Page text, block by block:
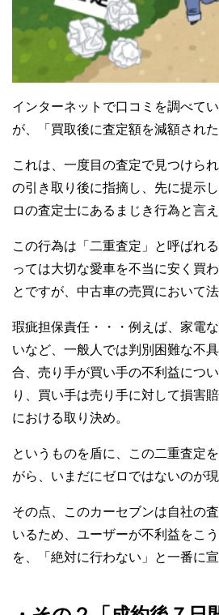
インターネットで口コミを調べて
が、「買取後に査定額を減額され
これは、一度目の査定で見つけら
の引き取り後に指摘し、先に提示
ロの査定士にあるまじき行為と言え
この行為は「二重査定」と呼ばれ
っては大切な愛車を不当に安く買
とですが、中古車の売買において
瑕疵担保責任・・・例えば、家電
いなど、一般人では判別困難な不
合、売り手が買い手の不利益につ
り、買い手は売り手に対して損害
における取り決め。
というものを盾に、この二重査定
がら、いまだにゼロではないのが現
その点、このカーセブンは自社の
いるため、ユーザーが不利益をこ
を、「絶対に行わない」と一番に